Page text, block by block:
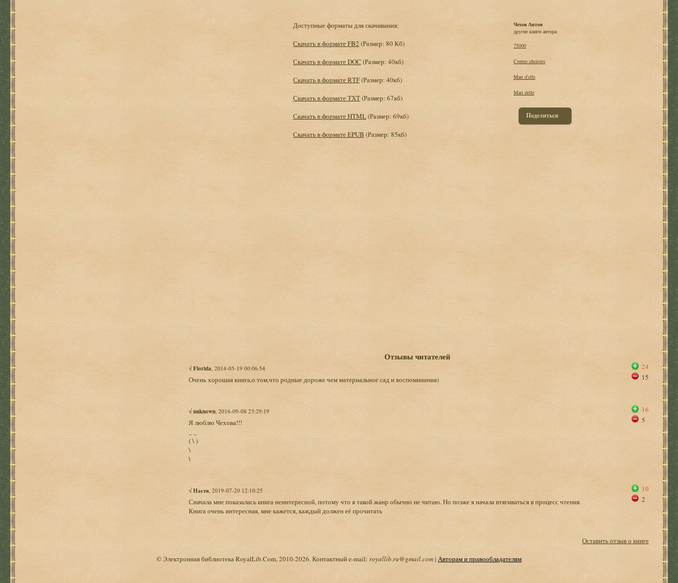
Доступные форматы для скачивания:
Скачать в формате FB2 (Размер: 80 Кб)
Скачать в формате DOC (Размер: 40кб)
Скачать в формате RTF(Размер: 40кб)
Скачать в формате TXT(Размер: 67кб)
Скачать в формате HTML(Размер: 69кб)
Скачать в формате EPUB (Размер: 85кб)
Чехов Антон
другие книги автора:
75000
Contes choisies
Mari d'elle
Mari delle
Поделиться
Отзывы читателей
√ Florida, 2014-05-19 00:06:54
Очень хорошая книга,о том,что родные дороже чем материальное сад и воспоминания)
24
15
√ unknown, 2016-09-08 23:29:19
Я люблю Чехова!!!
( \ )
\
\
16
5
√ Настя, 2019-07-20 12:10:25
Сначала мне показалась книга неинтересной, потому что я такой жанр обычно не читаю. Но позже я начала втягиваться в процесс чтения.
Книга очень интересная, мне кажется, каждый должен её прочитать
10
2
Оставить отзыв о книге
© Электронная библиотека RoyalLib.Com, 2010-2026. Контактный e-mail: royallib.ru@gmail.com| Авторам и правообладателям